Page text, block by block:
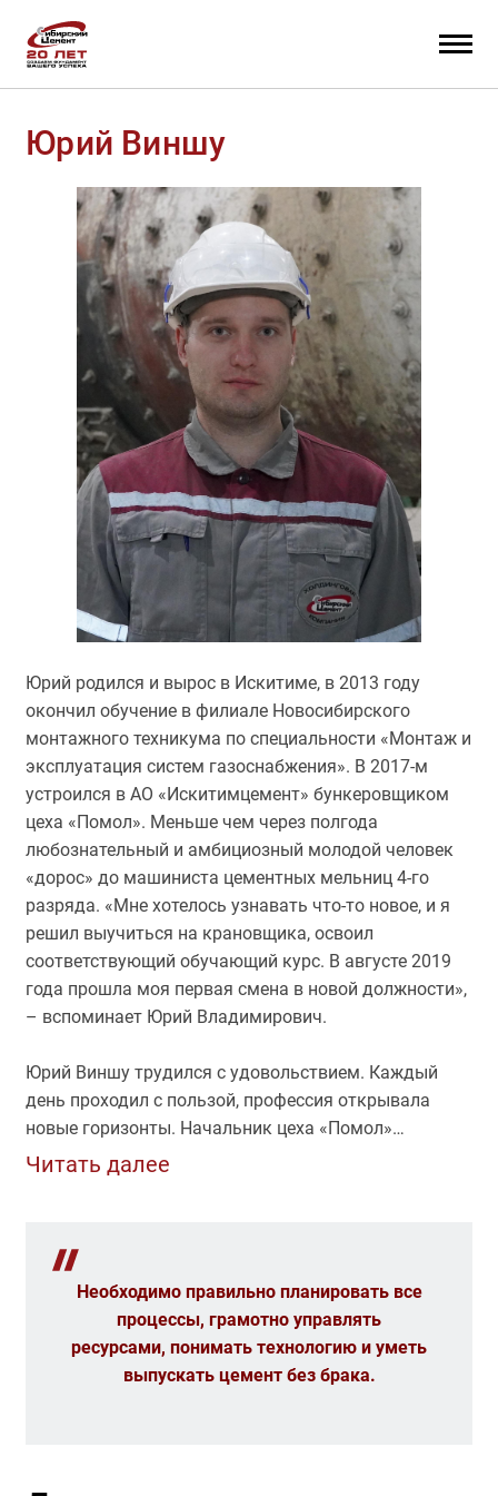
Юрий Виншу
Юрий родился и вырос в Искитиме, в 2013 году
окончил обучение в филиале Новосибирского
монтажного техникума по специальности «Монтаж и
эксплуатация систем газоснабжения». В 2017-м
устроился в АО «Искитимцемент» бункеровщиком
цеха «Помол». Меньше чем через полгода
любознательный и амбициозный молодой человек
«дорос» до машиниста цементных мельниц 4-го
разряда. «Мне хотелось узнавать что-то новое, и я
решил выучиться на крановщика, освоил
соответствующий обучающий курс. В августе 2019
года прошла моя первая смена в новой должности»,
– вспоминает Юрий Владимирович.
Юрий Виншу трудился с удовольствием. Каждый
день проходил с пользой, профессия открывала
новые горизонты. Начальник цеха «Помол»
Владимир Булышев, технолог Игорь Запевалов,
своим многолетним опытом. Освоив три
специальности, Юрий Виншу изъявил желание
попробовать свои силы в роли мастера смены. В
2021 году он прошел индивидуальное обучение и
стажировку, в апреле 2022-го приступил к новым
производстве. От его работы зависит выполнение
Читать далее
Необходимо правильно планировать все
процессы, грамотно управлять
ресурсами, понимать технологию и уметь
выпускать цемент без брака.